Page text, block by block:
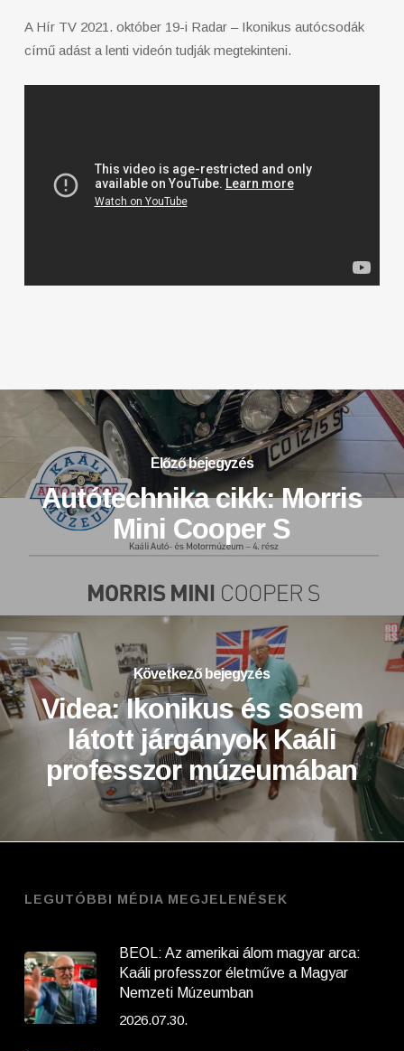
A Hír TV 2021. október 19-i Radar – Ikonikus autócsodák
című adást a lenti videón tudják megtekinteni.
Előző bejegyzés
Autótechnika cikk: Morris
Mini Cooper S
Következő bejegyzés
Videa: Ikonikus és sosem
látott járgányok Kaáli
professzor múzeumában
LEGUTÓBBI MÉDIA MEGJELENÉSEK
BEOL: Az amerikai álom magyar arca:
Kaáli professzor életműve a Magyar
Nemzeti Múzeumban
2026.07.30.